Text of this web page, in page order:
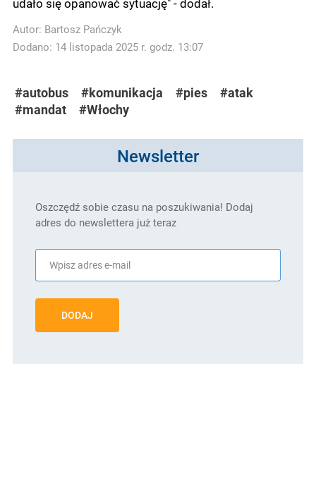
Autor: Bartosz Pańczyk
Dodano: 14 listopada 2025 r. godz. 13:07
#autobus #komunikacja #pies
#atak
#mandat
#Włochy
Newsletter
Oszczędź sobie czasu na poszukiwania! Dodaj
adres do newslettera już teraz
DODAJ